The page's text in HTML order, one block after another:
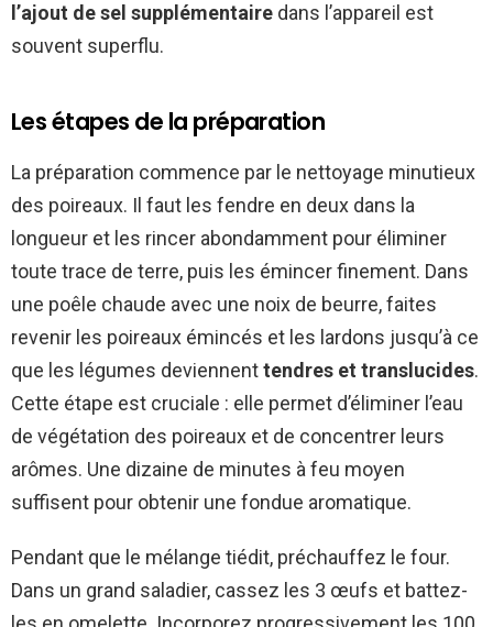
l’ajout de sel supplémentaire dans l’appareil est
souvent superflu.
Les étapes de la préparation
La préparation commence par le nettoyage minutieux
des poireaux. Il faut les fendre en deux dans la
longueur et les rincer abondamment pour éliminer
toute trace de terre, puis les émincer finement. Dans
une poêle chaude avec une noix de beurre, faites
revenir les poireaux émincés et les lardons jusqu’à ce
que les légumes deviennenttendres et translucides.
Cette étape est cruciale : elle permet d’éliminer l’eau
de végétation des poireaux et de concentrer leurs
arômes. Une dizaine de minutes à feu moyen
suffisent pour obtenir une fondue aromatique.
Pendant que le mélange tiédit, préchauffez le four.
Dans un grand saladier, cassez les 3 œufs et battez-